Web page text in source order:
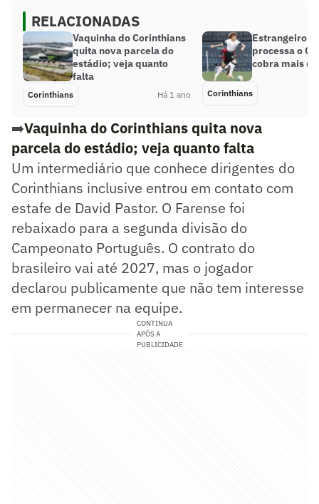
RELACIONADAS
Vaquinha do Corinthians
quita nova parcela do
estádio; veja quanto
falta
Corinthians Há 1 ano
Estrangeiro
processa o
cobra mais
Corinthians
➡️Vaquinha do Corinthians quita nova
parcela do estádio; veja quanto falta
Um intermediário que conhece dirigentes do
Corinthians inclusive entrou em contato com
estafe de David Pastor. O Farense foi
rebaixado para a segunda divisão do
Campeonato Português. O contrato do
brasileiro vai até 2027, mas o jogador
declarou publicamente que não tem interesse
em permanecer na equipe.
CONTINUA
APÓS A
PUBLICIDADE